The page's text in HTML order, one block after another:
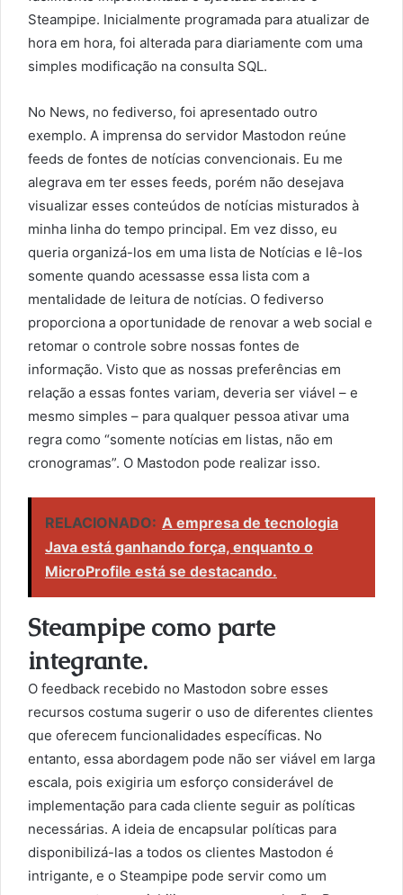
Steampipe. Inicialmente programada para atualizar de
hora em hora, foi alterada para diariamente com uma
simples modificação na consulta SQL.
No News, no fediverso, foi apresentado outro
exemplo. A imprensa do servidor Mastodon reúne
feeds de fontes de notícias convencionais. Eu me
alegrava em ter esses feeds, porém não desejava
visualizar esses conteúdos de notícias misturados à
minha linha do tempo principal. Em vez disso, eu
queria organizá-los em uma lista de Notícias e lê-los
somente quando acessasse essa lista com a
mentalidade de leitura de notícias. O fediverso
proporciona a oportunidade de renovar a web social e
retomar o controle sobre nossas fontes de
informação. Visto que as nossas preferências em
relação a essas fontes variam, deveria ser viável – e
mesmo simples – para qualquer pessoa ativar uma
regra como “somente notícias em listas, não em
cronogramas”. O Mastodon pode realizar isso.
RELACIONADO: A empresa de tecnologia
Java está ganhando força, enquanto o
MicroProfile está se destacando.
Steampipe como parte
integrante.
O feedback recebido no Mastodon sobre esses
recursos costuma sugerir o uso de diferentes clientes
que oferecem funcionalidades específicas. No
entanto, essa abordagem pode não ser viável em larga
escala, pois exigiria um esforço considerável de
implementação para cada cliente seguir as políticas
necessárias. A ideia de encapsular políticas para
disponibilizá-las a todos os clientes Mastodon é
intrigante, e o Steampipe pode servir como um